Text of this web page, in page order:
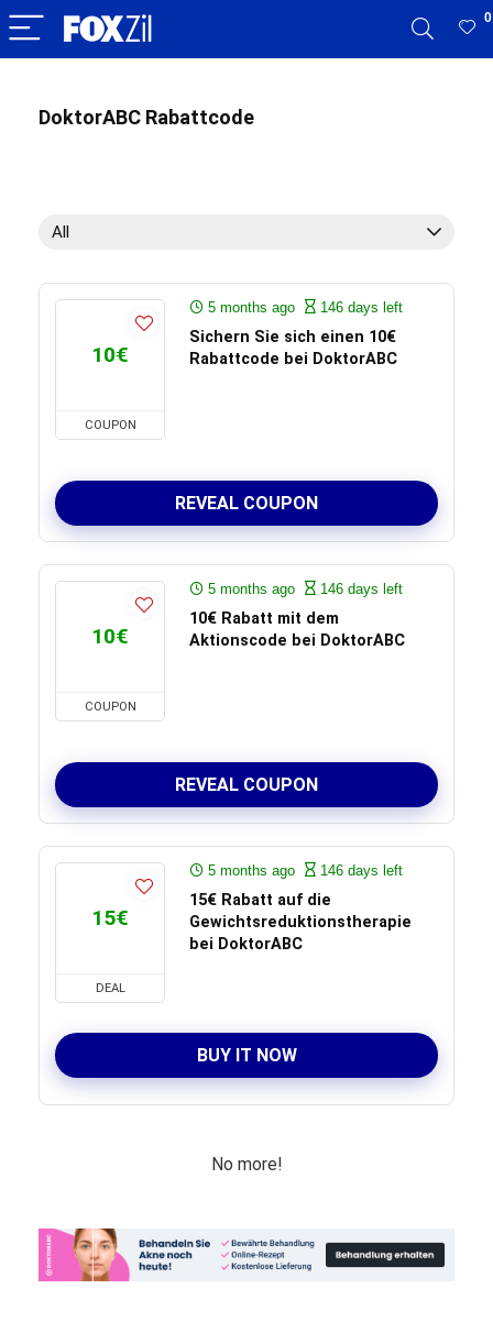
0
DoktorABC Rabattcode
All
10€
COUPON
5 months ago 146 days left
Sichern Sie sich einen 10€
Rabattcode bei DoktorABC
REVEAL COUPON
10€
COUPON
5 months ago 146 days left
10€ Rabatt mit dem
Aktionscode bei DoktorABC
REVEAL COUPON
15€
DEAL
5 months ago 146 days left
15€ Rabatt auf die
Gewichtsreduktionstherapie
bei DoktorABC
BUY IT NOW
No more!